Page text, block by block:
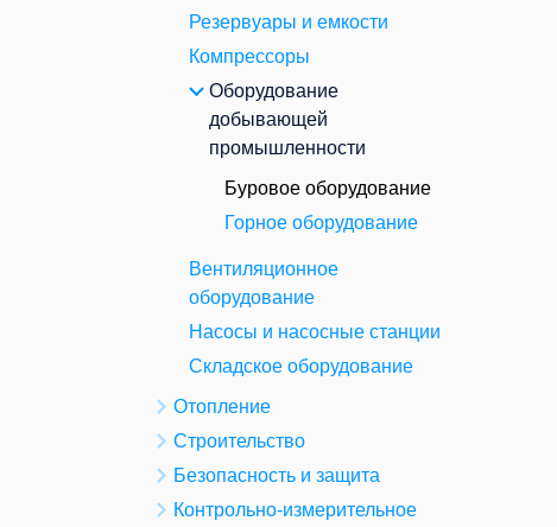
Резервуары и емкости
Компрессоры
Оборудование
добывающей
промышленности
Буровое оборудование
Горное оборудование
Вентиляционное
оборудование
Насосы и насосные станции
Складское оборудование
Отопление
Строительство
Безопасность и защита
Контрольно-измерительное